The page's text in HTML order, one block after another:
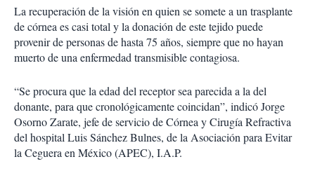
La recuperación de la visión en quien se somete a un trasplante
de córnea es casi total y la donación de este tejido puede
provenir de personas de hasta 75 años, siempre que no hayan
muerto de una enfermedad transmisible contagiosa.
“Se procura que la edad del receptor sea parecida a la del
donante, para que cronológicamente coincidan”, indicó Jorge
Osorno Zarate, jefe de servicio de Córnea y Cirugía Refractiva
del hospital Luis Sánchez Bulnes, de la Asociación para Evitar
la Ceguera en México (APEC), I.A.P.